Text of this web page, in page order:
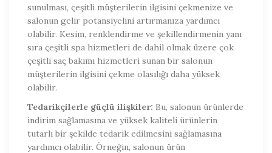
sunulması, çeşitli müşterilerin ilgisini çekmenize ve
salonun gelir potansiyelini artırmanıza yardımcı
olabilir. Kesim, renklendirme ve şekillendirmenin yanı
sıra çeşitli spa hizmetleri de dahil olmak üzere çok
çeşitli saç bakımı hizmetleri sunan bir salonun
müşterilerin ilgisini çekme olasılığı daha yüksek
olabilir.
Tedarikçilerle güçlü ilişkiler: Bu, salonun ürünlerde
indirim sağlamasına ve yüksek kaliteli ürünlerin
tutarlı bir şekilde tedarik edilmesini sağlamasına
yardımcı olabilir. Örneğin, salonun ürün